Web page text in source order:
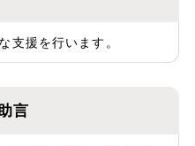
支援を行います。
言